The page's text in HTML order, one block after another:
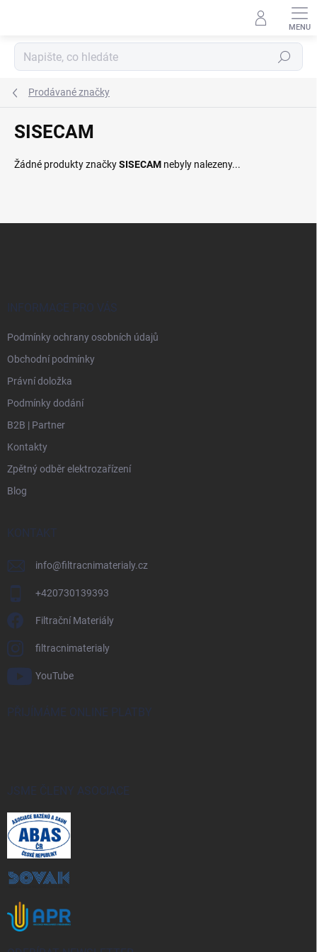
Hledat
Prodávané značky
SISECAM
Žádné produkty značkySISECAM nebyly nalezeny...
INFORMACE PRO VÁS
Podmínky ochrany osobních údajů
Obchodní podmínky
Právní doložka
Podmínky dodání
B2B | Partner
Kontakty
Zpětný odběr elektrozařízení
Blog
KONTAKT
info@filtracnimaterialy.cz
+420730139393
Filtrační Materiály
filtracnimaterialy
YouTube
PŘIJÍMÁME ONLINE PLATBY
JSME ČLENY ASOCIACE